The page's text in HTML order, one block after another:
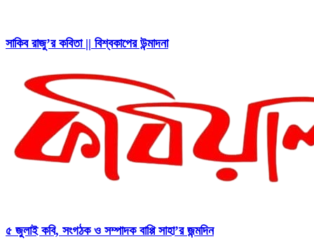
সাকিব রাজু’র কবিতা || বিশ্বকাপের উন্মাদনা
৫ জুলাই কবি, সংগঠক ও সম্পাদক বাপ্পি সাহা’র জন্মদিন